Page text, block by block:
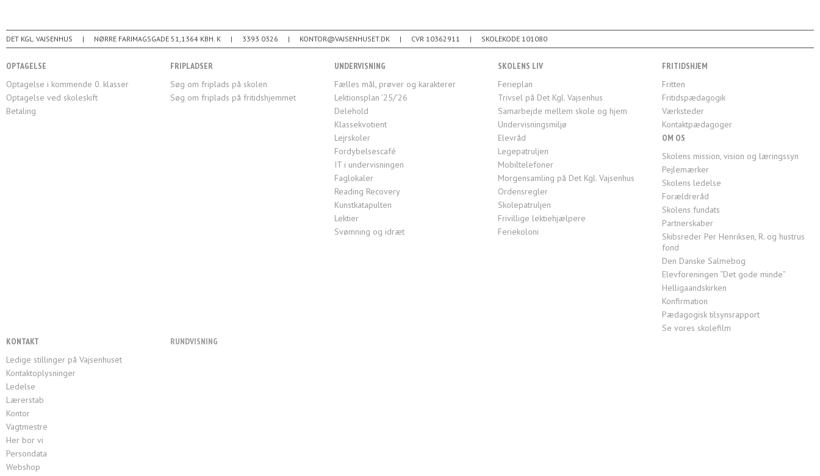
DET KGL. VAJSENHUS NØRRE FARIMAGSGADE 51 1364 KBH. K 3393 0326 KONTOR@VAJSENHUSET.DK CVR 10362911 SKOLEKODE 101080
OPTAGELSE
Optagelse i kommende 0. klasser
Optagelse ved skoleskift
Betaling
FRIPLADSER
Søg om friplads på skolen
Søg om friplads på fritidshjemmet
UNDERVISNING
Fælles mål, prøver og karakterer
Lektionsplan ’25/’26
Delehold
Klassekvotient
Lejrskoler
Fordybelsescafé
IT i undervisningen
Faglokaler
Reading Recovery
Kunstkatapulten
Lektier
Svømning og idræt
SKOLENS LIV
Ferieplan
Trivsel på Det Kgl. Vajsenhus
Samarbejde mellem skole og hjem
Undervisningsmiljø
Elevråd
Legepatruljen
Mobiltelefoner
Morgensamling på Det Kgl. Vajsenhus
Ordensregler
Skolepatruljen
Frivillige lektiehjælpere
Feriekoloni
FRITIDSHJEM
Fritten
Fritidspædagogik
Værksteder
Kontaktpædagoger
OM OS
Skolens mission, vision og læringssyn
Pejlemærker
Skolens ledelse
Forældreråd
Skolens fundats
Partnerskaber
Skibsreder Per Henriksen, R. og hustrus
fond
Den Danske Salmebog
Elevforeningen “Det gode minde”
Helligaandskirken
Konfirmation
Pædagogisk tilsynsrapport
Se vores skolefilm
KONTAKT
Ledige stillinger på Vajsenhuset
Kontaktoplysninger
Ledelse
Lærerstab
Kontor
Vagtmestre
Her bor vi
Persondata
Webshop
RUNDVISNING